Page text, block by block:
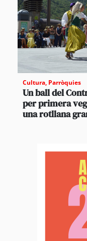
Cultura, Parròquies
Un ball del
per primera
una rotllana